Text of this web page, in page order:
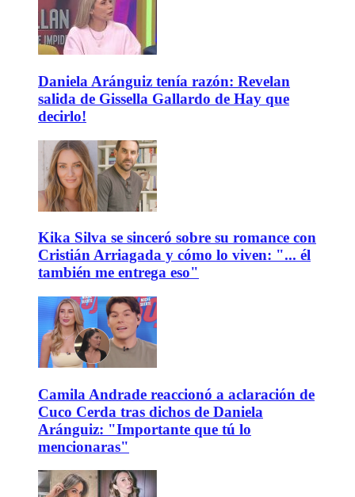
Daniela Aránguiz tenía razón: Revelan
salida de Gissella Gallardo de Hay que
decirlo!
Kika Silva se sinceró sobre su romance con
Cristián Arriagada y cómo lo viven: "... él
también me entrega eso"
Camila Andrade reaccionó a aclaración de
Cuco Cerda tras dichos de Daniela
Aránguiz: "Importante que tú lo
mencionaras"